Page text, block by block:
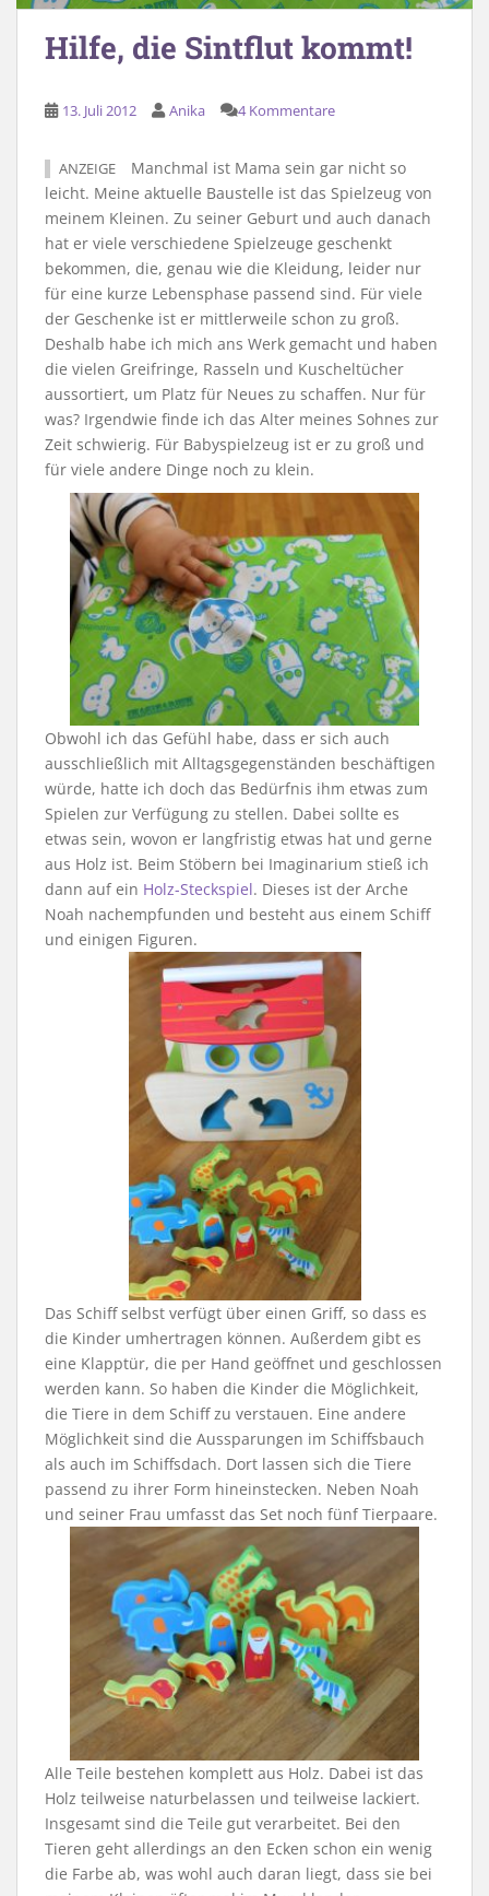
Hilfe, die Sintflut kommt!
13. Juli 2012 Anika 4 Kommentare
ANZEIGE
Manchmal ist Mama sein gar nicht so
leicht. Meine aktuelle Baustelle ist das Spielzeug von
meinem Kleinen. Zu seiner Geburt und auch danach
hat er viele verschiedene Spielzeuge geschenkt
bekommen, die, genau wie die Kleidung, leider nur
für eine kurze Lebensphase passend sind. Für viele
der Geschenke ist er mittlerweile schon zu groß.
Deshalb habe ich mich ans Werk gemacht und haben
die vielen Greifringe, Rasseln und Kuscheltücher
aussortiert, um Platz für Neues zu schaffen. Nur für
was? Irgendwie finde ich das Alter meines Sohnes zur
Zeit schwierig. Für Babyspielzeug ist er zu groß und
für viele andere Dinge noch zu klein.
Obwohl ich das Gefühl habe, dass er sich auch
ausschließlich mit Alltagsgegenständen beschäftigen
würde, hatte ich doch das Bedürfnis ihm etwas zum
Spielen zur Verfügung zu stellen. Dabei sollte es
etwas sein, wovon er langfristig etwas hat und gerne
aus Holz ist. Beim Stöbern bei Imaginarium stieß ich
dann auf ein Holz-Steckspiel. Dieses ist der Arche
Noah nachempfunden und besteht aus einem Schiff
und einigen Figuren.
Das Schiff selbst verfügt über einen Griff, so dass es
die Kinder umhertragen können. Außerdem gibt es
eine Klapptür, die per Hand geöffnet und geschlossen
werden kann. So haben die Kinder die Möglichkeit,
die Tiere in dem Schiff zu verstauen. Eine andere
Möglichkeit sind die Aussparungen im Schiffsbauch
als auch im Schiffsdach. Dort lassen sich die Tiere
passend zu ihrer Form hineinstecken. Neben Noah
und seiner Frau umfasst das Set noch fünf Tierpaare.
Alle Teile bestehen komplett aus Holz. Dabei ist das
Holz teilweise naturbelassen und teilweise lackiert.
Insgesamt sind die Teile gut verarbeitet. Bei den
Tieren geht allerdings an den Ecken schon ein wenig
die Farbe ab, was wohl auch daran liegt, dass sie bei